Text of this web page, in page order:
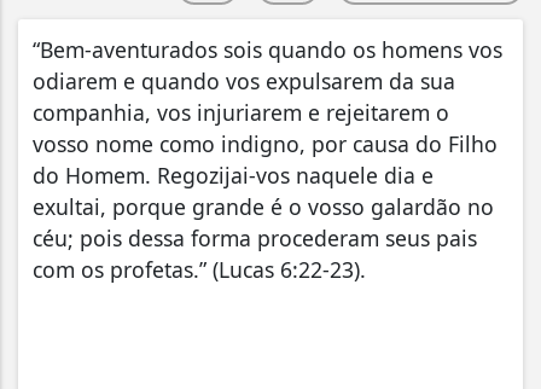
“Bem-aventurados sois quando os homens vos
odiarem e quando vos expulsarem da sua
companhia, vos injuriarem e rejeitarem o
vosso nome como indigno, por causa do Filho
do Homem. Regozijai-vos naquele dia e
exultai, porque grande é o vosso galardão no
céu; pois dessa forma procederam seus pais
com os profetas.” (Lucas 6:22-23).